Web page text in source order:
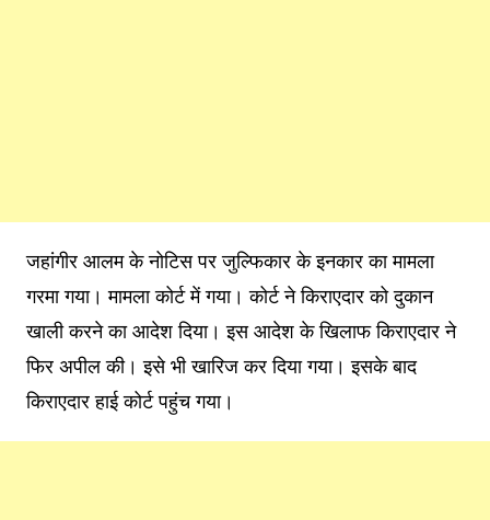
जहांगीर आलम के नोटिस पर जुल्फिकार के इनकार का मामला
गरमा गया। मामला कोर्ट में गया। कोर्ट ने किराएदार को दुकान
खाली करने का आदेश दिया। इस आदेश के खिलाफ किराएदार ने
फिर अपील की। इसे भी खारिज कर दिया गया। इसके बाद
किराएदार हाई कोर्ट पहुंच गया।